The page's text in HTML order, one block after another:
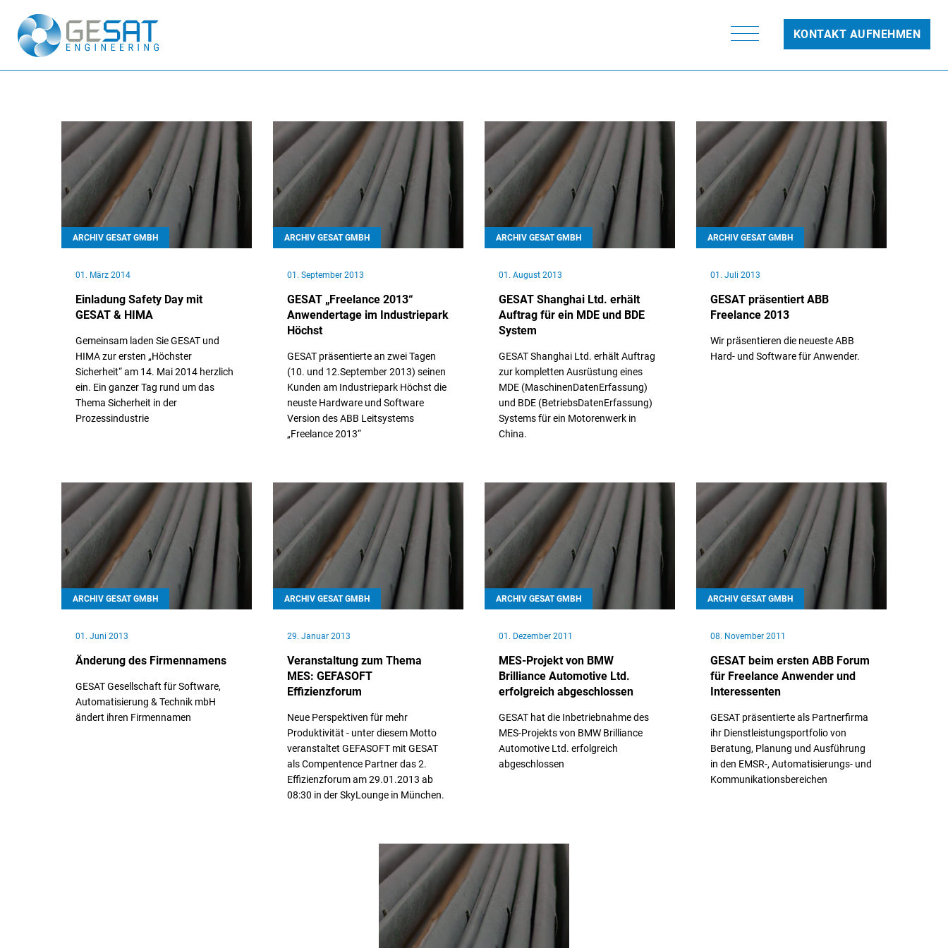
KONTAKT AUFNEHMEN
ARCHIV GESAT GMBH
01. März 2014
Einladung Safety Day mit
GESAT & HIMA
Gemeinsam laden Sie GESAT und
HIMA zur ersten „Höchster
Sicherheit“ am 14. Mai 2014 herzlich
ein. Ein ganzer Tag rund um das
Thema Sicherheit in der
Prozessindustrie
ARCHIV GESAT GMBH
01. September 2013
GESAT „Freelance 2013“
Anwendertage im Industriepark
Höchst
GESAT präsentierte an zwei Tagen
(10. und 12.September 2013) seinen
Kunden am Industriepark Höchst die
neuste Hardware und Software
Version des ABB Leitsystems
„Freelance 2013“
// Weiterlesen
ARCHIV GESAT GMBH
01. August 2013
GESAT Shanghai Ltd. erhält
Auftrag für ein MDE und BDE
System
GESAT Shanghai Ltd. erhält Auftrag
zur kompletten Ausrüstung eines
MDE (MaschinenDatenErfassung)
und BDE (BetriebsDatenErfassung)
Systems für ein Motorenwerk in
China.
// Weiterlesen
ARCHIV GESAT GMBH
01. Juli 2013
GESAT präsentiert ABB
Freelance 2013
Wir präsentieren die neueste ABB
Hard- und Software für Anwender.
ARCHIV GESAT GMBH
01. Juni 2013
Änderung des Firmennamens
GESAT Gesellschaft für Software,
Automatisierung & Technik mbH
ändert ihren Firmennamen
ARCHIV GESAT GMBH
29. Januar 2013
Veranstaltung zum Thema
MES: GEFASOFT
Effizienzforum
Neue Perspektiven für mehr
Produktivität - unter diesem Motto
veranstaltet GEFASOFT mit GESAT
als Compentence Partner das 2.
Effizienzforum am 29.01.2013 ab
08:30 in der SkyLounge in München.
ARCHIV GESAT GMBH
01. Dezember 2011
MES-Projekt von BMW
Brilliance Automotive Ltd.
erfolgreich abgeschlossen
GESAT hat die Inbetriebnahme des
MES-Projekts von BMW Brilliance
Automotive Ltd. erfolgreich
abgeschlossen
ARCHIV GESAT GMBH
08. November 2011
GESAT beim ersten ABB Forum
für Freelance Anwender und
Interessenten
GESAT präsentierte als Partnerfirma
ihr Dienstleistungsportfolio von
Beratung, Planung und Ausführung
in den EMSR-, Automatisierungs- und
Kommunikationsbereichen